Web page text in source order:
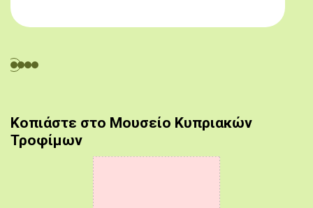
Κοπιάστε στο Μουσείο Κυπριακών
Τροφίμων